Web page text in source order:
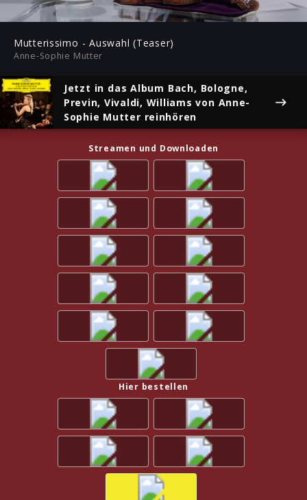
Play
-01:16
Mute
Mutterissimo - Auswahl (Teaser)
Anne-Sophie Mutter
Jetzt in das Album Bach, Bologne,
Previn, Vivaldi, Williams von Anne-
Sophie Mutter reinhören
Streamen und Downloaden
Hier bestellen